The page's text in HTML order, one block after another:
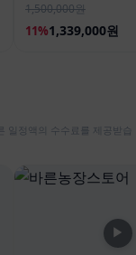
커피정수기
1,500,000원
11%1,339,000원
일정액의 수수료를 제공받습
▶